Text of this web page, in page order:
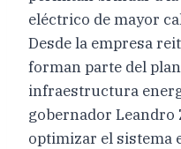
eléctrico de mayor
Desde la empresa
forman parte del
infraestructura
gobernador Leandro
optimizar el sistema